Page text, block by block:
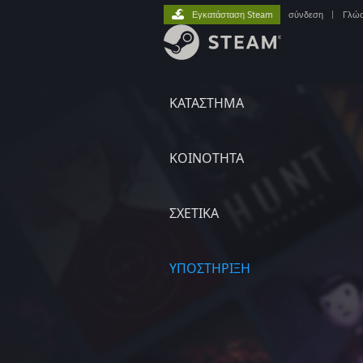
ΚΑΤΑΣΤΗΜΑ
ΚΟΙΝΟΤΗΤΑ
ΣΧΕΤΙΚΆ
ΥΠΟΣΤΗΡΙΞΗ
Εγκατάσταση Steam σύνδεση